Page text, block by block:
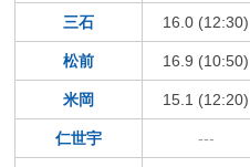
三石 16.0 (12:30)
松前 16.9 (10:50)
米岡 15.1 (12:20)
仁世宇 ---